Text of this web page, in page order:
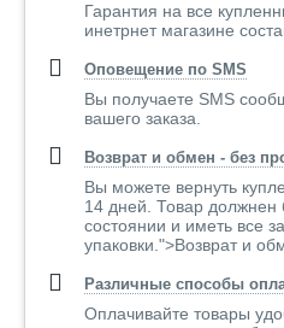
Гарантия на все
инетрнет магазине
Оповещение по SMS
Вы получаете SMS
вашего заказа.
Возврат и обмен - без
Вы можете вернуть
14 дней. Товар должнен
состоянии и иметь все
упаковки.">Возврат и
Различные способы
Оплачивайте товары